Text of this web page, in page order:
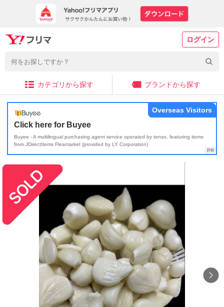
ログイン
カテゴリから探す ブランドから探す
Click here for Buyee
Buyee - A multilingual purchasing agent service operated by tenso, featuring items
from JDirectItems Fleamarket (provided by LY Corporation)
Overseas Visitors